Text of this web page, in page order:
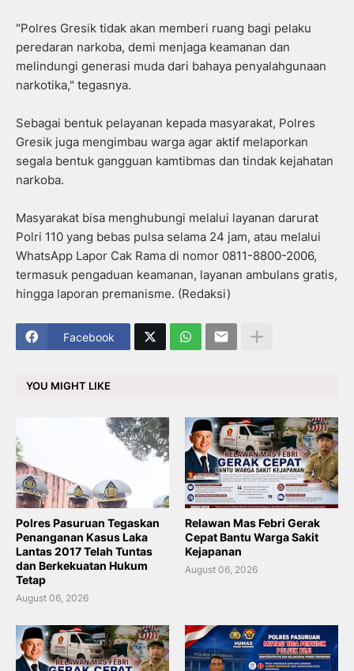
"Polres Gresik tidak akan memberi ruang bagi pelaku
peredaran narkoba, demi menjaga keamanan dan
melindungi generasi muda dari bahaya penyalahgunaan
narkotika," tegasnya.
Sebagai bentuk pelayanan kepada masyarakat, Polres
Gresik juga mengimbau warga agar aktif melaporkan
segala bentuk gangguan kamtibmas dan tindak kejahatan
narkoba.
Masyarakat bisa menghubungi melalui layanan darurat
Polri 110 yang bebas pulsa selama 24 jam, atau melalui
WhatsApp Lapor Cak Rama di nomor 0811-8800-2006,
termasuk pengaduan keamanan, layanan ambulans gratis,
hingga laporan premanisme. (Redaksi)
Facebook
YOU MIGHT LIKE
Polres Pasuruan Tegaskan
Penanganan Kasus Laka
Lantas 2017 Telah Tuntas
dan Berkekuatan Hukum
Tetap
August 06, 2026
Relawan Mas Febri Gerak
Cepat Bantu Warga Sakit
Kejapanan
August 06, 2026